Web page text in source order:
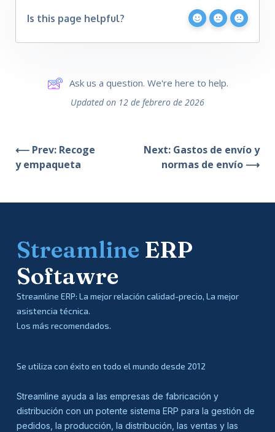
Is this page helpful?
Ask us a question. We're here to help.
Updated on 12 de febrero de 2026
⟵ Prev: Recoge
y empaqueta
Next: Gastos de envío y
normas de envío ⟶
Streamline ERP
Softawre
Streamline ERP: La mejor relación calidad-precio, La mejor
asistencia técnica.
Los más recomendados.
Se utiliza con éxito en todo el mundo desde 2012
Streamline ayuda a las empresas de fabricación y
distribución con un potente sistema ERP para la gestión de
pedidos, la producción, la distribución, las ventas y las